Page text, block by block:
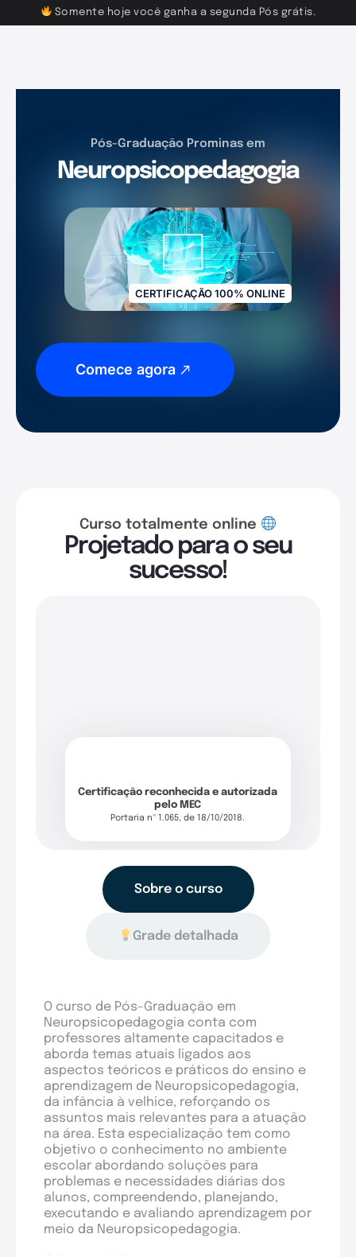
Somente hoje você ganha a segunda Pós grátis.
Pós-Graduação Prominas em
Neuropsicopedagogia
CERTIFICAÇÃO 100% ONLINE
Comece agora
Curso totalmente online
Projetado para o seu
sucesso!
Certificação reconhecida e autorizada
pelo MEC
Portaria nº 1.065, de 18/10/2018.
Sobre o curso
Grade detalhada
O curso de Pós-Graduação em
Neuropsicopedagogia conta com
professores altamente capacitados e
aborda temas atuais ligados aos
aspectos teóricos e práticos do ensino e
aprendizagem de Neuropsicopedagogia,
da infância à velhice, reforçando os
assuntos mais relevantes para a atuação
na área. Esta especialização tem como
objetivo o conhecimento no ambiente
escolar abordando soluções para
problemas e necessidades diárias dos
alunos, compreendendo, planejando,
executando e avaliando aprendizagem por
meio da Neuropsicopedagogia.